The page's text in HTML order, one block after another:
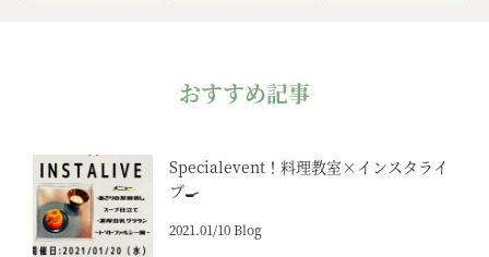
おすすめ記事
Specialevent！料理教室×インスタライ
ブ🍳
2021.01/10 Blog